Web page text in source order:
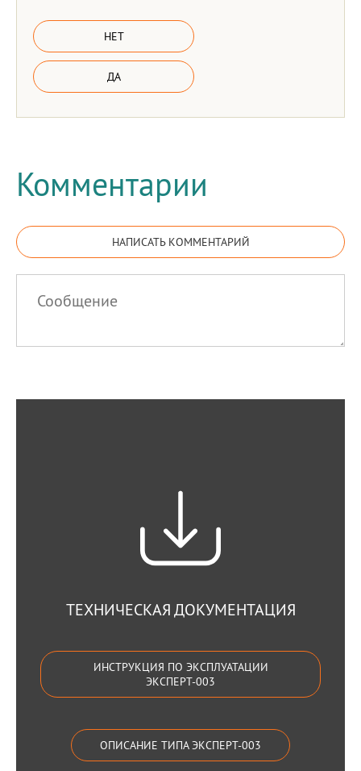
НЕТ
ДА
Комментарии
НАПИСАТЬ КОММЕНТАРИЙ
ТЕХНИЧЕСКАЯ ДОКУМЕНТАЦИЯ
ИНСТРУКЦИЯ ПО ЭКСПЛУАТАЦИИ
ЭКСПЕРТ-003
ОПИСАНИЕ ТИПА ЭКСПЕРТ-003